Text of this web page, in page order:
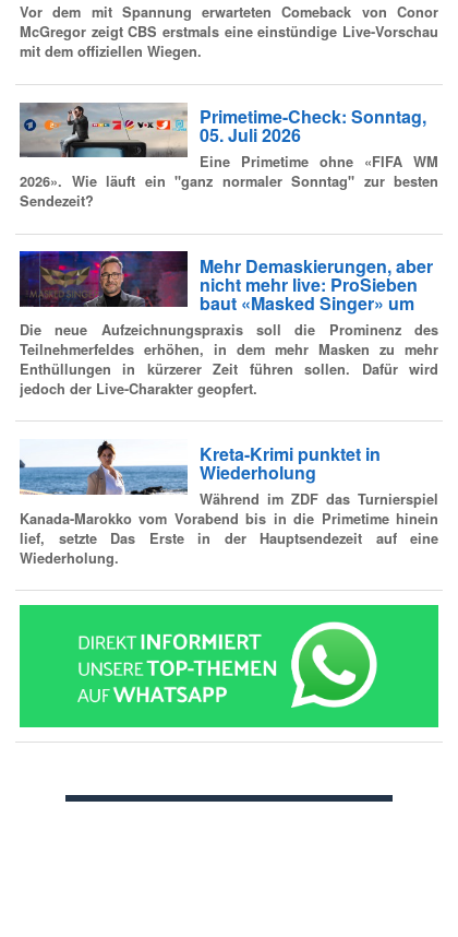
Vor dem mit Spannung erwarteten Comeback von Conor
McGregor zeigt CBS erstmals eine einstündige Live-Vorschau
mit dem offiziellen Wiegen.
Primetime-Check: Sonntag,
05. Juli 2026
Eine Primetime ohne «FIFA WM
2026». Wie läuft ein "ganz normaler Sonntag" zur besten
Sendezeit?
Mehr Demaskierungen, aber
nicht mehr live: ProSieben
baut «Masked Singer» um
Die neue Aufzeichnungspraxis soll die Prominenz des
Teilnehmerfeldes erhöhen, in dem mehr Masken zu mehr
Enthüllungen in kürzerer Zeit führen sollen. Dafür wird
jedoch der Live-Charakter geopfert.
Kreta-Krimi punktet in
Wiederholung
Während im ZDF das Turnierspiel
Kanada-Marokko vom Vorabend bis in die Primetime hinein
lief, setzte Das Erste in der Hauptsendezeit auf eine
Wiederholung.